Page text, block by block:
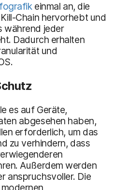
einmal an, die
Chain hervorhebt und
während jeder
Dadurch erhalten
und
es auf Geräte,
abgesehen haben,
erforderlich, um das
zu verhindern, dass
Außerdem werden
anspruchsvoller. Die